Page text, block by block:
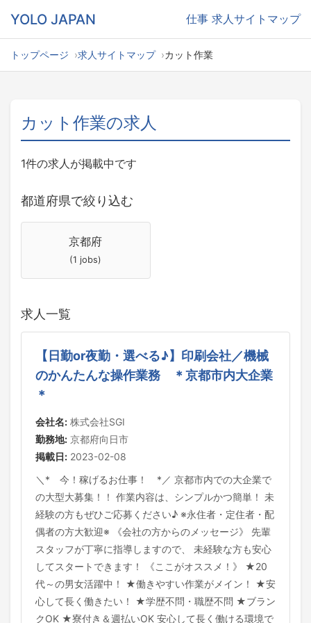
YOLO JAPAN 仕事 求人サイトマップ
トップページ 求人サイトマップ カット作業
カット作業の求人
1件の求人が掲載中です
都道府県で絞り込む
京都府
(1 jobs)
求人一覧
【日勤or夜勤・選べる♪】印刷会社／機械
のかんたんな操作業務 ＊京都市内大企業
＊
会社名: 株式会社SGI
勤務地: 京都府向日市
掲載日: 2023-02-08
＼* 今！稼げるお仕事！ *／ 京都市内での大企業で
の大型大募集！！ 作業内容は、シンプルかつ簡単！ 未
経験の方もぜひご応募ください♪ ※永住者・定住者・配
偶者の方大歓迎※ 《会社の方からのメッセージ》 先輩
スタッフが丁寧に指導しますので、 未経験な方も安心
してスタートできます！ 《ここがオススメ！》 ★20
代～の男女活躍中！ ★働きやすい作業がメイン！ ★安
心して長く働きたい！ ★学歴不問・職歴不問 ★ブラン
クOK ★寮付き＆週払いOK 安心して長く働ける環境で